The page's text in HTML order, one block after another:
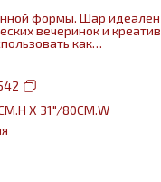
формы. Шар идеален
вечеринок и
как
в воздушном букете в
Изготовлен из
пленка).При
пленка позволит шару
в ненадутом
X 31"/80CM.W